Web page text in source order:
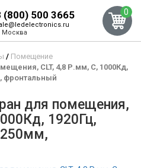
(800) 500 3665
Москва
0
Помещение
CLT, 4,8 Р.мм, C, 1000Кд,
фронтальный
для помещения,
1920Гц,